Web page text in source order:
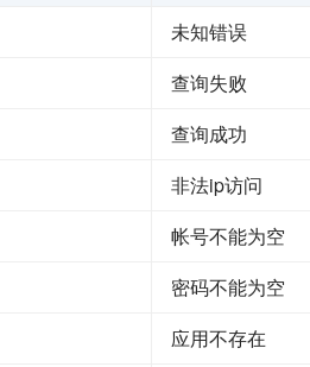
未知错误
查询失败
查询成功
非法ip访问
帐号不能为空
密码不能为空
应用不存在